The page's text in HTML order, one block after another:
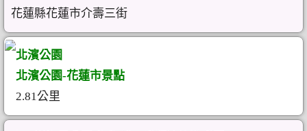
花蓮縣花蓮市介壽三街
北濱公園
北濱公園-花蓮市景點
2.81公里